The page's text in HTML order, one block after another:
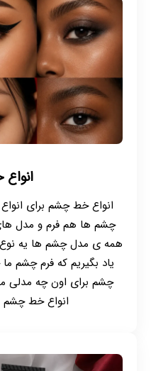
انواع خط چشم برای
چشم ها هم فرم و مدل
همه ی مدل چشم ها یه
یاد بگیریم که فرم
چشم برای اون چه مدلی
انواع خط چشم